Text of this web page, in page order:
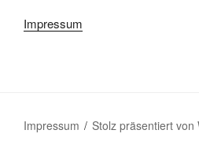
Impressum
Impressum Stolz präsentiert von